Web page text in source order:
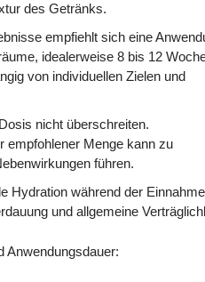
des Getränks.
empfiehlt sich eine
idealerweise 8 bis 12
von individuellen Zielen und
nicht überschreiten.
empfohlener Menge kann zu
führen.
Hydration während der Einnahme
und allgemeine
Anwendungsdauer: